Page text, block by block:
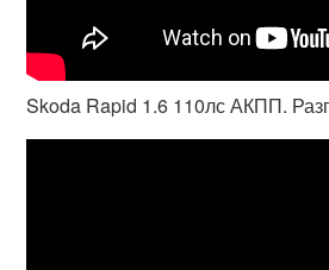
Skoda Rapid 1.6 110лс АКПП.